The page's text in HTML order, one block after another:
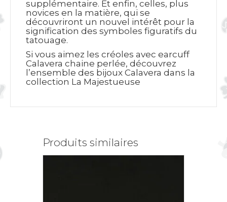
supplémentaire. Et enfin, celles, plus
novices en la matière, qui se
découvriront un nouvel intérêt pour la
signification des symboles figuratifs du
tatouage.
Si vous aimez les créoles avec earcuff
Calavera chaine perlée, découvrez
l’ensemble des bijoux Calavera dans la
collection La Majestueuse
Produits similaires